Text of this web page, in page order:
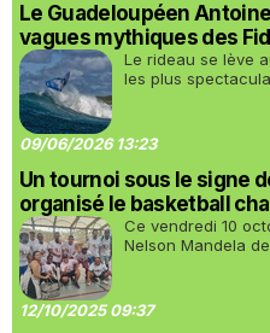
Le Guadeloupéen
vagues mythiques des
Le rideau se lève
les plus
09/06/2026 13:23
Un tournoi sous le signe
organisé le basketball
Ce vendredi 10
Nelson Mandela
12/10/2025 09:37